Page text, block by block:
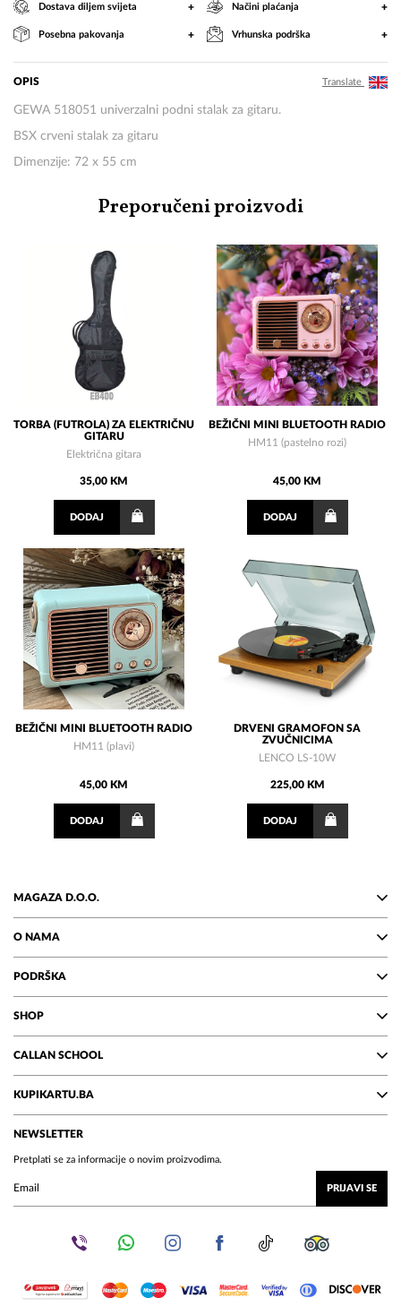
Dostava diljem svijeta + Načini plaćanja +
Posebna pakovanja + Vrhunska podrška +
OPIS Translate
GEWA 518051 univerzalni podni stalak za gitaru.
BSX crveni stalak za gitaru
Dimenzije: 72 x 55 cm
Preporučeni proizvodi
TORBA (FUTROLA) ZA ELEKTRIČNU
GITARU
Električna gitara
35,00 KM
DODAJ
BEŽIČNI MINI BLUETOOTH RADIO
HM11 (pastelno rozi)
45,00 KM
DODAJ
BEŽIČNI MINI BLUETOOTH RADIO
HM11 (plavi)
45,00 KM
DODAJ
DRVENI GRAMOFON SA
ZVUČNICIMA
LENCO LS-10W
225,00 KM
DODAJ
MAGAZA D.O.O.
O NAMA
PODRŠKA
SHOP
CALLAN SCHOOL
KUPIKARTU.BA
NEWSLETTER
Pretplati se za informacije o novim proizvodima.
PRIJAVI SE